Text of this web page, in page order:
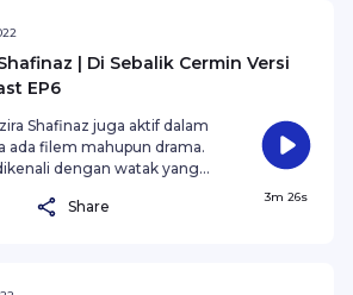
| Di Sebalik Cermin Versi
EP6
Shafinaz juga aktif dalam
ada filem mahupun drama.
dengan watak yang
ke tahap ini?
Share
3m 26s